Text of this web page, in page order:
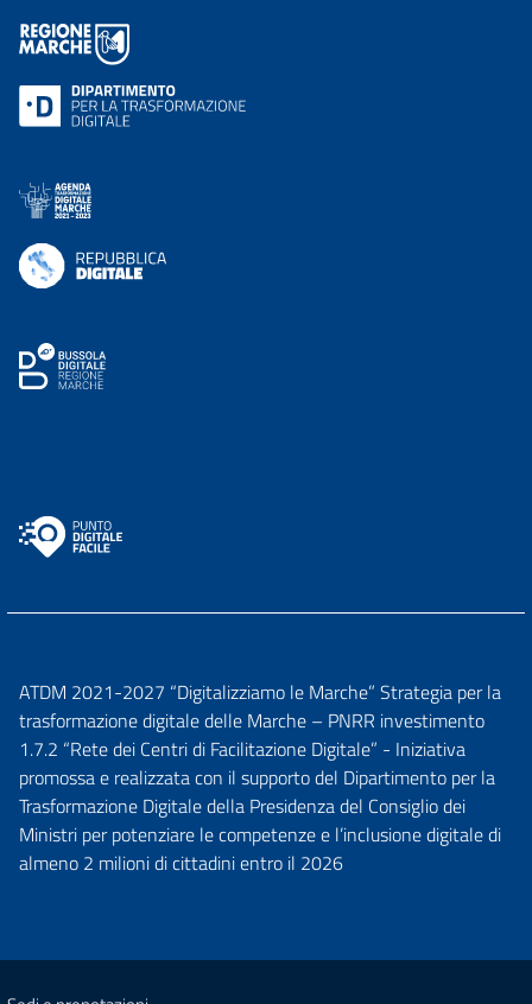
ATDM 2021-2027 “Digitalizziamo le Marche” Strategia per la
trasformazione digitale delle Marche – PNRR investimento
1.7.2 “Rete dei Centri di Facilitazione Digitale” - Iniziativa
promossa e realizzata con il supporto del Dipartimento per la
Trasformazione Digitale della Presidenza del Consiglio dei
Ministri per potenziare le competenze e l’inclusione digitale di
almeno 2 milioni di cittadini entro il 2026